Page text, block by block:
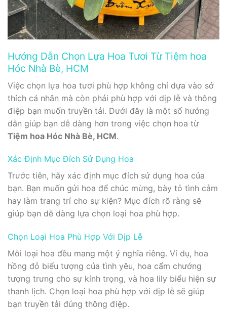
Hướng Dẫn Chọn Lựa Hoa Tươi Từ Tiệm hoa
Hóc Nhà Bè, HCM
Việc chọn lựa hoa tươi phù hợp không chỉ dựa vào sở
thích cá nhân mà còn phải phù hợp với dịp lễ và thông
điệp bạn muốn truyền tải. Dưới đây là một số hướng
dẫn giúp bạn dễ dàng hơn trong việc chọn hoa từ
Tiệm hoa Hóc Nhà Bè, HCM.
Xác Định Mục Đích Sử Dụng Hoa
Trước tiên, hãy xác định mục đích sử dụng hoa của
bạn. Bạn muốn gửi hoa để chúc mừng, bày tỏ tình cảm
hay làm trang trí cho sự kiện? Mục đích rõ ràng sẽ
giúp bạn dễ dàng lựa chọn loại hoa phù hợp.
Chọn Loại Hoa Phù Hợp Với Dịp Lễ
Mỗi loại hoa đều mang một ý nghĩa riêng. Ví dụ, hoa
hồng đỏ biểu tượng của tình yêu, hoa cẩm chướng
tượng trưng cho sự kính trọng, và hoa lily biểu hiện sự
thanh lịch. Chọn loại hoa phù hợp với dịp lễ sẽ giúp
bạn truyền tải đúng thông điệp.